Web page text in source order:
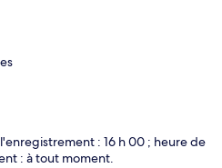
: 16 h 00 ; heure de
: à tout moment.